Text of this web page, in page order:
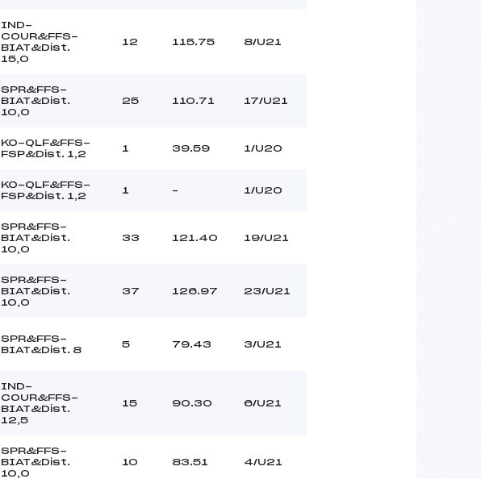
IND-
COUR&FFS-
BIAT&Dist.
15,0
12 115.75 8/U21
SPR&FFS-
BIAT&Dist.
10,0
25 110.71 17/U21
KO-QLF&FFS-
FSP&Dist. 1,2
1 39.59 1/U20
KO-QLF&FFS-
FSP&Dist. 1,2
1 – 1/U20
SPR&FFS-
BIAT&Dist.
10,0
33 121.40 19/U21
SPR&FFS-
BIAT&Dist.
10,0
37 126.97 23/U21
SPR&FFS-
BIAT&Dist. 8
5 79.43 3/U21
IND-
COUR&FFS-
BIAT&Dist.
12,5
15 90.30 6/U21
SPR&FFS-
BIAT&Dist.
10,0
10 83.51 4/U21